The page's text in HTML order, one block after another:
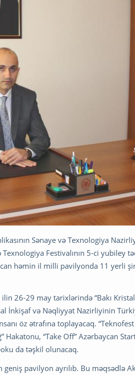
Sənaye və Texnologiya
Festivalının 5-ci yubiley
həmin il milli pavilyonda 11 yerli
26-29 may tarixlərində “Bakı Kristal
İnkişaf və Nəqliyyat Nazirliyinin
öz ətrafına toplayacaq. “Teknofest
“Take Off” Azərbaycan
da təşkil olunacaq.
pavilyon ayrılıb. Bu məqsədlə